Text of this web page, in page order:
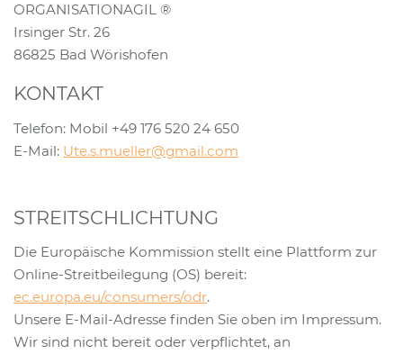
ORGANISATIONAGIL ®
Irsinger Str. 26
86825 Bad Wörishofen
KONTAKT
Telefon: Mobil +49 176 520 24 650
E-Mail: Ute.s.mueller@gmail.com
STREITSCHLICHTUNG
Die Europäische Kommission stellt eine Plattform zur
Online-Streitbeilegung (OS) bereit:
ec.europa.eu/consumers/odr.
Unsere E-Mail-Adresse finden Sie oben im Impressum.
Wir sind nicht bereit oder verpflichtet, an